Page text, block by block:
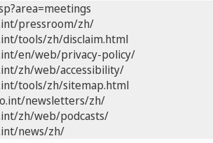
pressroom/zh/
tools/zh/disclaim.html
en/web/privacy-policy/
zh/web/accessibility/
tools/zh/sitemap.html
newsletters/zh/
zh/web/podcasts/
news/zh/